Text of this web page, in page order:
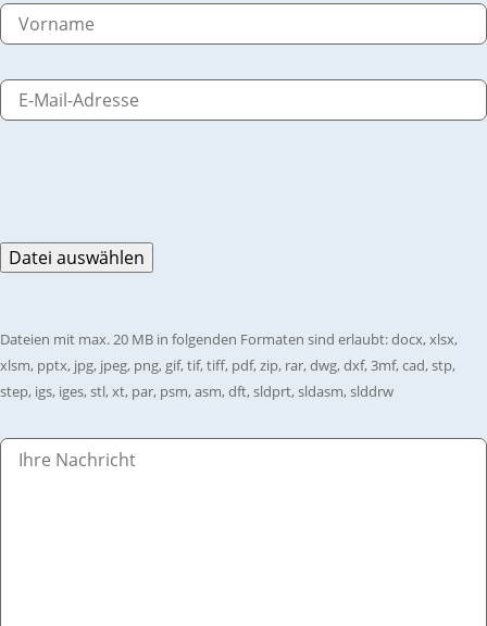
Dateien mit max. 20 MB in folgenden Formaten sind erlaubt: docx, xlsx,
xlsm, pptx, jpg, jpeg, png, gif, tif, tiff, pdf, zip, rar, dwg, dxf, 3mf, cad, stp,
step, igs, iges, stl, xt, par, psm, asm, dft, sldprt, sldasm, slddrw